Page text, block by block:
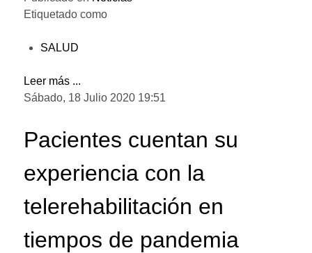
Etiquetado como
SALUD
Leer más ...
Sábado, 18 Julio 2020 19:51
Pacientes cuentan su
experiencia con la
telerehabilitación en
tiempos de pandemia